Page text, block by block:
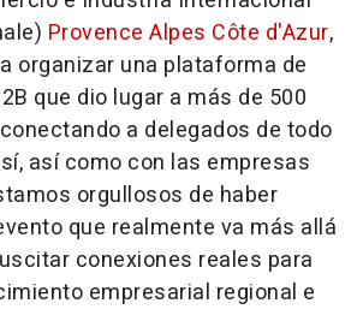
Provence Alpes Côte d'Azur,
organizar una plataforma de
que dio lugar a más de 500
a delegados de todo
así como con las empresas
orgullosos de haber
que realmente va más allá
conexiones reales para
empresarial regional e